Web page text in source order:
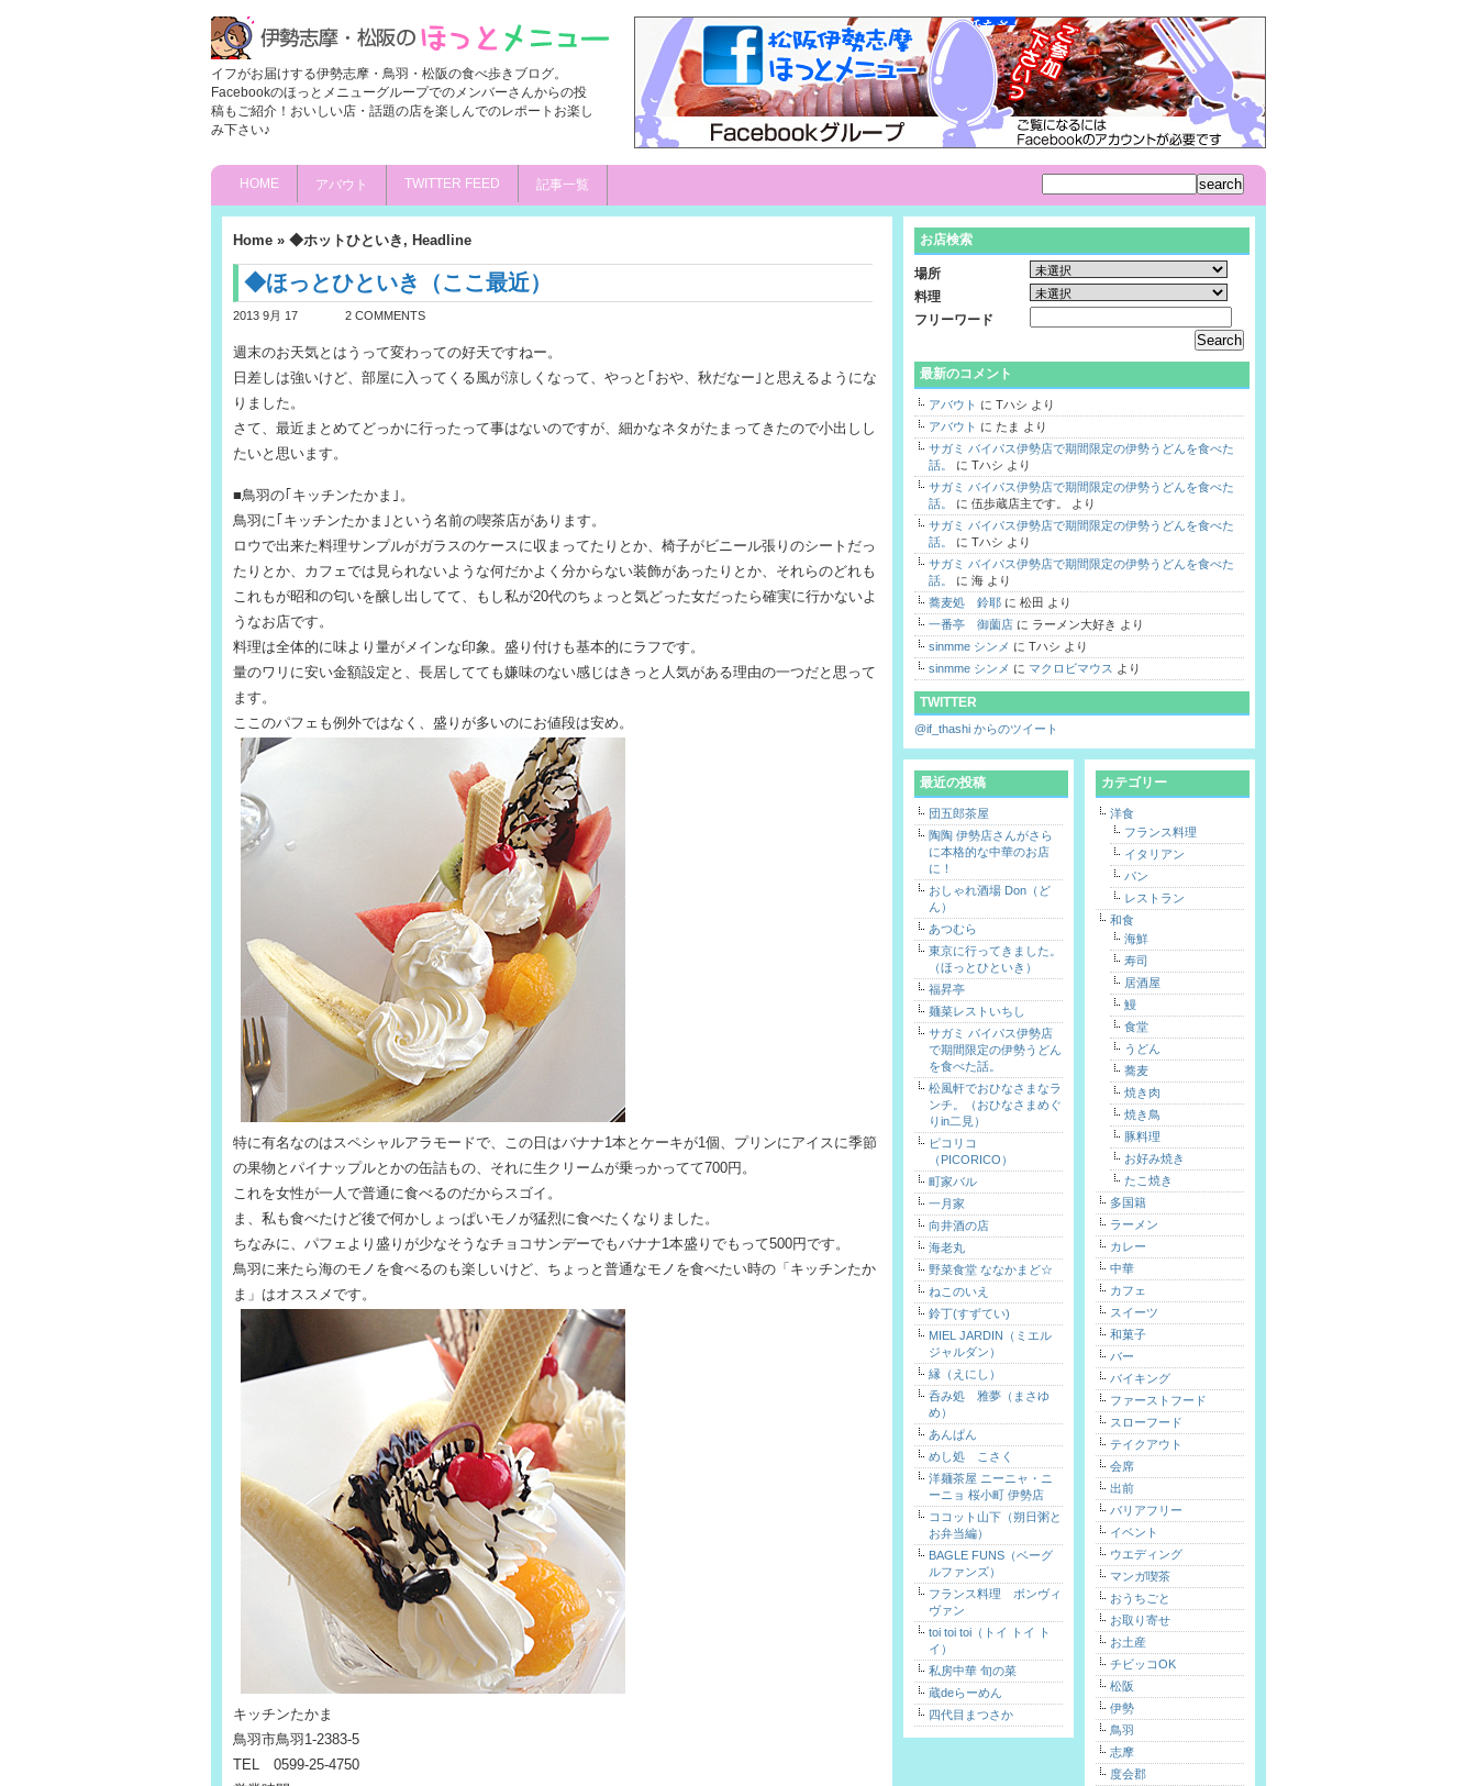
イフがお届けする伊勢志摩・鳥羽・松阪の食べ歩きブログ。
Facebookのほっとメニューグループでのメンバーさんからの投
稿もご紹介！おいしい店・話題の店を楽しんでのレポートお楽し
み下さい♪
HOME アバウト TWITTER FEED 記事一覧
Home » ◆ホットひといき , Headline
◆ほっとひといき（ここ最近）
2013 9月 17 2 COMMENTS
週末のお天気とはうって変わっての好天ですねー。
日差しは強いけど、部屋に入ってくる風が涼しくなって、やっと｢おや、秋だなー｣と思えるようにな
りました。
さて、最近まとめてどっかに行ったって事はないのですが、細かなネタがたまってきたので小出しし
たいと思います。
■鳥羽の｢キッチンたかま｣。
鳥羽に｢キッチンたかま｣という名前の喫茶店があります。
ロウで出来た料理サンプルがガラスのケースに収まってたりとか、椅子がビニール張りのシートだっ
たりとか、カフェでは見られないような何だかよく分からない装飾があったりとか、それらのどれも
これもが昭和の匂いを醸し出してて、もし私が20代のちょっと気どった女だったら確実に行かないよ
うなお店です。
料理は全体的に味より量がメインな印象。盛り付けも基本的にラフです。
量のワリに安い金額設定と、長居してても嫌味のない感じはきっと人気がある理由の一つだと思って
ます。
ここのパフェも例外ではなく、盛りが多いのにお値段は安め。
特に有名なのはスペシャルアラモードで、この日はバナナ1本とケーキが1個、プリンにアイスに季節
の果物とパイナップルとかの缶詰もの、それに生クリームが乗っかってて700円。
これを女性が一人で普通に食べるのだからスゴイ。
ま、私も食べたけど後で何かしょっぱいモノが猛烈に食べたくなりました。
ちなみに、パフェより盛りが少なそうなチョコサンデーでもバナナ1本盛りでもって500円です。
鳥羽に来たら海のモノを食べるのも楽しいけど、ちょっと普通なモノを食べたい時の「キッチンたか
ま」はオススメです。
キッチンたかま
鳥羽市鳥羽1-2383-5
TEL 0599-25-4750
お店検索
場所
料理
フリーワード
最新のコメント
アバウト に Tハシ より
アバウト に たま より
サガミ バイパス伊勢店で期間限定の伊勢うどんを食べた
話。
に Tハシ より
サガミ バイパス伊勢店で期間限定の伊勢うどんを食べた
話。
に 伍歩蔵店主です。
より
サガミ バイパス伊勢店で期間限定の伊勢うどんを食べた
話。
に Tハシ より
サガミ バイパス伊勢店で期間限定の伊勢うどんを食べた
話。
に 海 より
蕎麦処 鈴耶 に 松田 より
一番亭 御薗店 に ラーメン大好き より
sinmme シンメ に Tハシ より
sinmme シンメ に マクロビマウス より
TWITTER
@if_thashi からのツイート
最近の投稿
団五郎茶屋
陶陶 伊勢店さんがさら
に本格的な中華のお店
に！
おしゃれ酒場 Don（ど
ん）
あつむら
東京に行ってきました。
（ほっとひといき）
福昇亭
麺菜レストいちし
サガミ バイパス伊勢店
で期間限定の伊勢うどん
を食べた話。
松風軒でおひなさまなラ
ンチ。（おひなさまめぐ
りin二見）
ピコリコ
（PICORICO）
町家バル
一月家
向井酒の店
海老丸
野菜食堂 ななかまど☆
ねこのいえ
鈴丁(すずてい)
MIEL JARDIN（ミエル
ジャルダン）
縁（えにし）
呑み処 雅夢（まさゆ
め）
あんぱん
めし処 こさく
洋麺茶屋 ニーニャ・ニ
ーニョ 桜小町 伊勢店
ココット山下（朔日粥と
お弁当編）
BAGLE FUNS（ベーグ
ルファンズ）
フランス料理 ボンヴィ
ヴァン
toi toi toi（トイ トイ ト
イ）
私房中華 旬の菜
蔵deらーめん
四代目まつさか
カテゴリー
洋食
フランス料理
イタリアン
パン
レストラン
和食
海鮮
寿司
居酒屋
鰻
食堂
うどん
蕎麦
焼き肉
焼き鳥
豚料理
お好み焼き
たこ焼き
多国籍
ラーメン
カレー
中華
カフェ
スイーツ
和菓子
バー
バイキング
ファーストフード
スローフード
テイクアウト
会席
出前
バリアフリー
イベント
ウエディング
マンガ喫茶
おうちごと
お取り寄せ
お土産
チビッコOK
松阪
伊勢
鳥羽
志摩
度会郡